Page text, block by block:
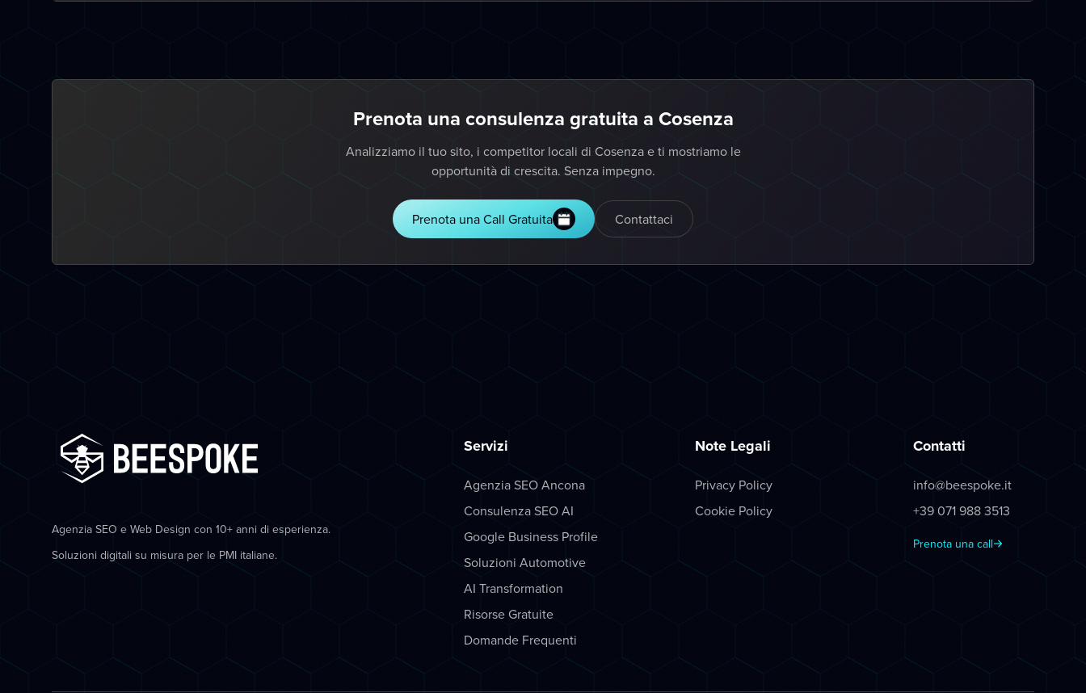
Prenota una consulenza gratuita a Cosenza
Analizziamo il tuo sito, i competitor locali di Cosenza e ti mostriamo le
opportunità di crescita. Senza impegno.
Prenota una Call Gratuita Contattaci
Agenzia SEO e Web Design con 10+ anni di esperienza.
Soluzioni digitali su misura per le PMI italiane.
Servizi
Agenzia SEO Ancona
Consulenza SEO AI
Google Business Profile
Soluzioni Automotive
AI Transformation
Risorse Gratuite
Domande Frequenti
Note Legali
Privacy Policy
Cookie Policy
Contatti
info@beespoke.it
+39 071 988 3513
Prenota una call